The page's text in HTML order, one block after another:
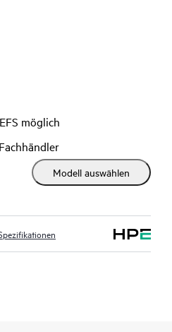
die außergewöhnliche
bietet, um Ihre
Intel® Xeon® Prozessoren
bis zu 64 Kernen, 8 TB
Laufwerken, erhöhter
Videotranskodierung und
Server wurden entwickelt,
möglich
Modell auswählen